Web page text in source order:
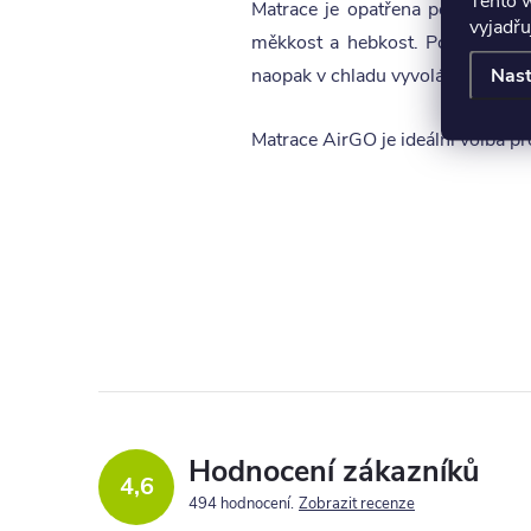
Matrace je opatřena potahem
měkkost a hebkost. Potah má
naopak v chladu vyvolává
Matrace AirGO je ideální volba
4,6 Hodnocení zákazníků
494 hodnocení Zobrazit recenze